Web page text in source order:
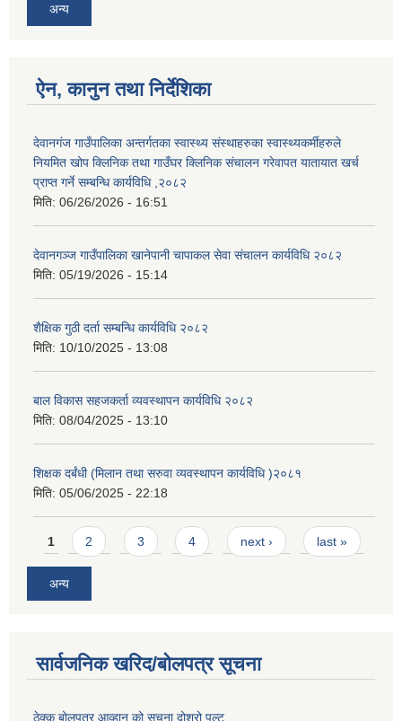
अन्य
ऐन, कानुन तथा निर्देशिका
देवानगंज गाउँपालिका अन्तर्गतका स्वास्थ्य संस्थाहरुका स्वास्थ्यकर्मीहरुले
नियमित खोप क्लिनिक तथा गाउँघर क्लिनिक संचालन गरेवापत यातायात खर्च
प्राप्त गर्ने सम्बन्धि कार्यविधि ,२०८२
मिति: 06/26/2026 - 16:51
देवानगञ्ज गाउँपालिका खानेपानी चापाकल सेवा संचालन कार्यविधि २०८२
मिति: 05/19/2026 - 15:14
शैक्षिक गुठी दर्ता सम्बन्धि कार्यविधि २०८२
मिति: 10/10/2025 - 13:08
बाल विकास सहजकर्ता व्यवस्थापन कार्यविधि २०८२
मिति: 08/04/2025 - 13:10
शिक्षक दर्बंधी (मिलान तथा सरुवा व्यवस्थापन कार्यविधि )२०८१
मिति: 05/06/2025 - 22:18
Pages
1 2 3 4 next › last »
अन्य
सार्वजनिक खरिद/बोलपत्र सूचना
ठेक्क बोलपत्र आव्हान को सूचना दोश्रो पल्ट